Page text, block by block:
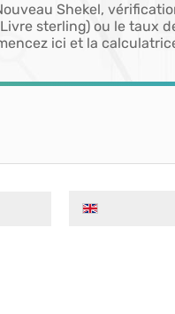
Shekel,
sterling) ou le taux
ici et la